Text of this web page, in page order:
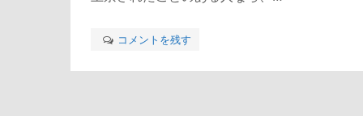
コメントを残す